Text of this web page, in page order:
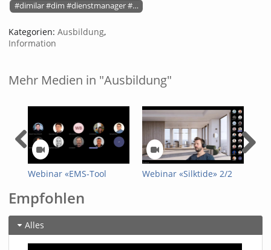
#dimilar #dim #dienstmanager #dim-wallet #digitalermarschbefehl
Kategorien: Ausbildung,
Information
Mehr Medien in "Ausbildung"
Webinar «EMS-Tool
Webinar «Silktide» 2/2
Empfohlen
Alles